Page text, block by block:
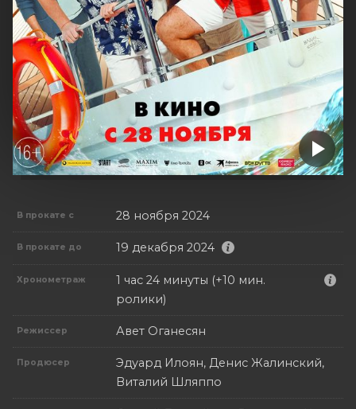
В прокате с 28 ноября 2024
В прокате до 19 декабря 2024
Хронометраж
1 час 24 минуты (+10 мин.
ролики)
Режиссер Авет Оганесян
Продюсер
Эдуард Илоян, Денис Жалинский,
Виталий Шляппо